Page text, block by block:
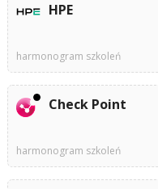
HPE
harmonogram szkoleń
Check Point
harmonogram szkoleń